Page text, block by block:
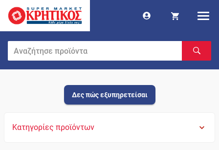
Δες πώς εξυπηρετείσαι
Κατηγορίες προϊόντων